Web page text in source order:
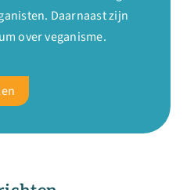
Daarnaast zijn
over veganisme.